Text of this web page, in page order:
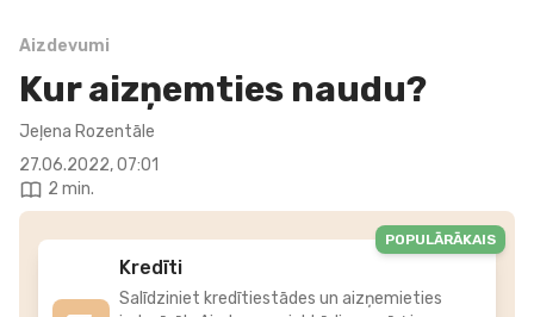
Aizdevumi
Kur aizņemties naudu?
Jeļena Rozentāle
27.06.2022, 07:01
2 min.
Kredīti
Salīdziniet kredītiestādes un aizņemieties
POPULĀRĀKAIS